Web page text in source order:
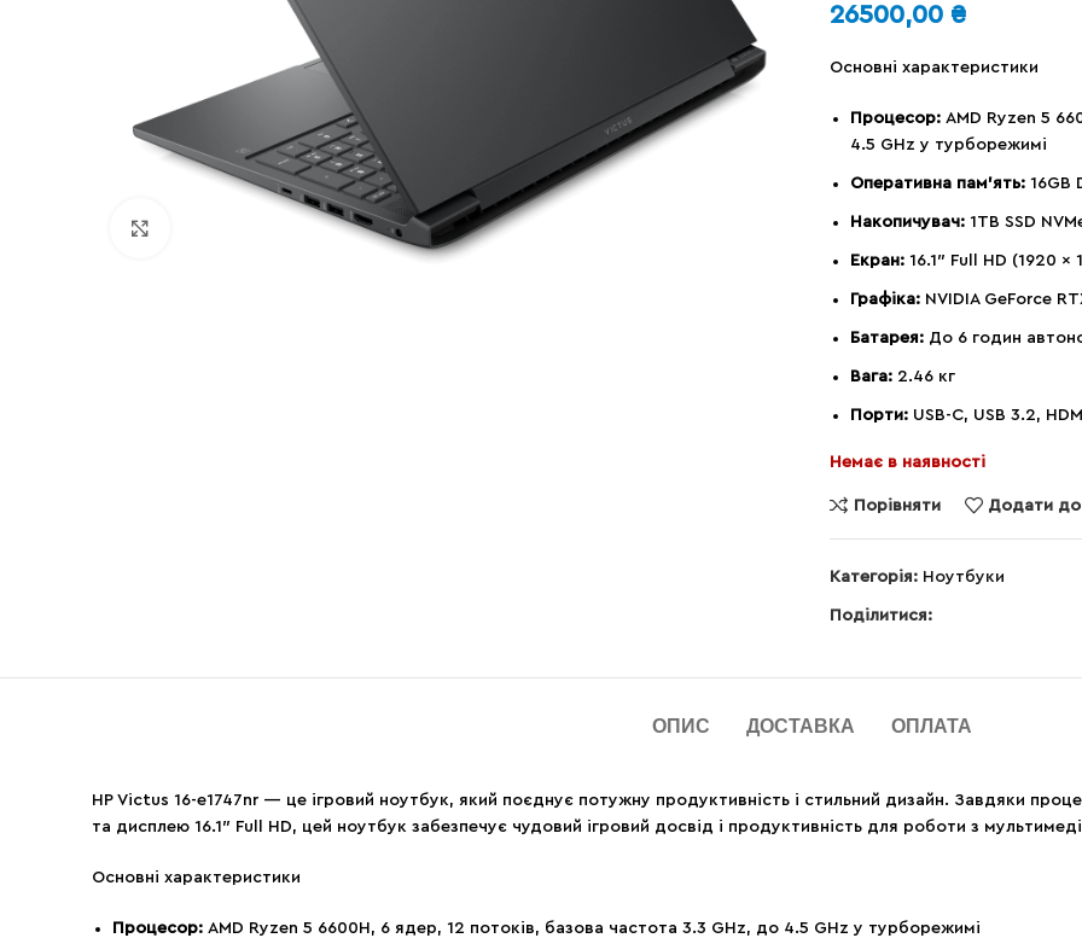
Натисни щоб збільшити
26500,00 ₴
Основні характеристики
Процесор: AMD Ryzen 5
4.5 GHz у турборежимі
Оперативна пам’ять: 16GB
Накопичувач: 1TB SSD
Екран: 16.1″ Full HD (1920 x
Графіка: NVIDIA GeForce
Батарея: До 6 годин
Вага: 2.46 кг
Порти: USB-C, USB 3.2,
Немає в наявності
Порівняти Додати до
Категорія: Ноутбуки
Поділитися:
ОПИС ДОСТАВКА ОПЛАТА
HP Victus 16-e1747nr — це ігровий ноутбук, який поєднує потужну продуктивність і стильний дизайн. Завдяки
та дисплею 16.1″ Full HD, цей ноутбук забезпечує чудовий ігровий досвід і продуктивність для роботи з
Основні характеристики
Процесор: AMD Ryzen 5 6600H, 6 ядер, 12 потоків, базова частота 3.3 GHz, до 4.5 GHz у турборежимі